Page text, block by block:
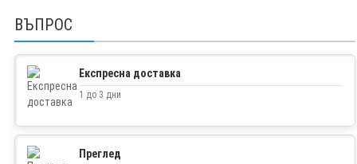
ВЪПРОС
Експресна доставка
1 до 3 дни
Преглед